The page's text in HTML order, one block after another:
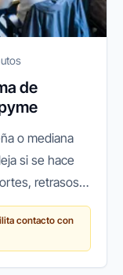
de
o mediana
si se hace
retrasos
son
contacto con